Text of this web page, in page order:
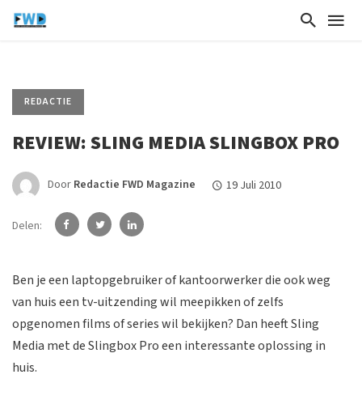
REDACTIE
REVIEW: SLING MEDIA SLINGBOX PRO
Door Redactie FWD Magazine 19 Juli 2010
Delen:
Ben je een laptopgebruiker of kantoorwerker die ook weg
van huis een tv-uitzending wil meepikken of zelfs
opgenomen films of series wil bekijken? Dan heeft Sling
Media met de Slingbox Pro een interessante oplossing in
huis.